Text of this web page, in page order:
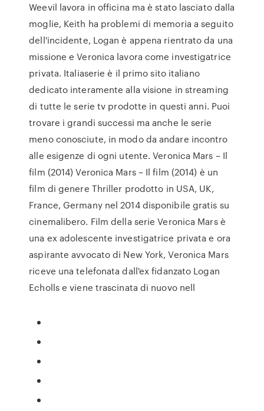
Weevil lavora in officina ma è stato lasciato dalla
moglie, Keith ha problemi di memoria a seguito
dell'incidente, Logan è appena rientrato da una
missione e Veronica lavora come investigatrice
privata. Italiaserie è il primo sito italiano
dedicato interamente alla visione in streaming
di tutte le serie tv prodotte in questi anni. Puoi
trovare i grandi successi ma anche le serie
meno conosciute, in modo da andare incontro
alle esigenze di ogni utente. Veronica Mars – Il
film (2014) Veronica Mars – Il film (2014) è un
film di genere Thriller prodotto in USA, UK,
France, Germany nel 2014 disponibile gratis su
cinemalibero. Film della serie Veronica Mars è
una ex adolescente investigatrice privata e ora
aspirante avvocato di New York, Veronica Mars
riceve una telefonata dall'ex fidanzato Logan
Echolls e viene trascinata di nuovo nell